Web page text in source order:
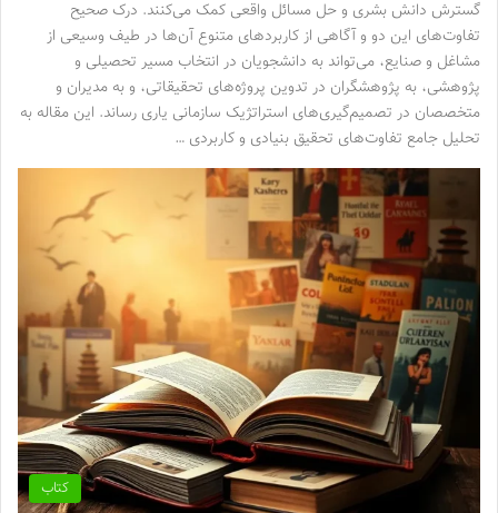
گسترش دانش بشری و حل مسائل واقعی کمک می‌کنند. درک صحیح
تفاوت‌های این دو و آگاهی از کاربردهای متنوع آن‌ها در طیف وسیعی از
مشاغل و صنایع، می‌تواند به دانشجویان در انتخاب مسیر تحصیلی و
پژوهشی، به پژوهشگران در تدوین پروژه‌های تحقیقاتی، و به مدیران و
متخصصان در تصمیم‌گیری‌های استراتژیک سازمانی یاری رساند. این مقاله به
تحلیل جامع تفاوت‌های تحقیق بنیادی و کاربردی …
کتاب